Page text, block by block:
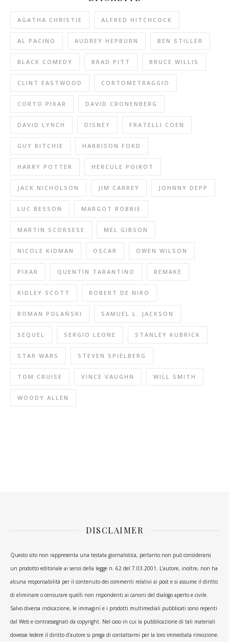
AGATHA CHRISTIE ALFRED HITCHCOCK
AL PACINO AUDREY HEPBURN BEN STILLER
BLACK COMEDY BRAD PITT BRUCE WILLIS
CLINT EASTWOOD CORTOMETRAGGIO
CORTO PIXAR DAVID CRONENBERG
DAVID LYNCH DISNEY FRATELLI COEN
GUY RITCHIE HARRISON FORD
HARRY POTTER HERCULE POIROT
JACK NICHOLSON JIM CARREY JOHNNY DEPP
LUC BESSON MARGOT ROBBIE
MARTIN SCORSESE MEL GIBSON
NICOLE KIDMAN OSCAR OWEN WILSON
PIXAR QUENTIN TARANTINO REMAKE
RIDLEY SCOTT ROBERT DE NIRO
ROMAN POLAŃSKI SAMUEL L. JACKSON
SEQUEL SERGIO LEONE STANLEY KUBRICK
STAR WARS STEVEN SPIELBERG
TOM CRUISE VINCE VAUGHN WILL SMITH
WOODY ALLEN
DISCLAIMER
Questo sito non rappresenta una testata giornalistica, pertanto non può considerarsi
un prodotto editoriale ai sensi della legge n. 62 del 7.03.2001. L’autore, inoltre, non ha
alcuna responsabilità per il contenuto dei commenti relativi ai post e si assume il diritto
di eliminare o censurare quelli non rispondenti ai canoni del dialogo aperto e civile.
Salvo diversa indicazione, le immagini e i prodotti multimediali pubblicati sono reperiti
dal Web e contrassegnati da copyright. Nel caso in cui la pubblicazione di tali materiali
dovesse ledere il diritto d’autore si prega di contattarmi per la loro immediata rimozione.